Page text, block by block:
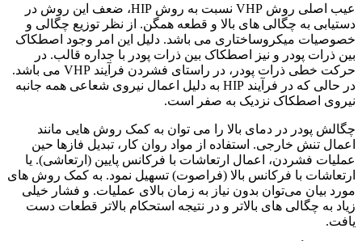
عیب اصلی روش VHP نسبت به روش HIP، ضعف این روش در
دستیابی به چگالی های بالا و قطعه همگن. از نظر توزیع چگالی و
خصوصیات میکروساختاری می باشد. دلیل این امر وجود اصطکاک
بین ذرات پودر و نیز اصطکاک بین ذرات پودر با جداره قالب. در
حرکت خطی ذرات پودر، در راستای فشردن فرآیند VHP می باشد.
در حالی که در فرآیند HIP به دلیل اعمال نیروی شعاعی همه جانبه
نیروی اصطکاک نزدیک به صفر است.
چگالش پودر در دمای بالا را می توان به کمک روش هایی مانند
اعمال تنش خارجی. استفاده از مواد روان کار، تبدیل فازها حین
عملیات فشردن، اعمال ارتعاشات با فرکانس پایین (ارتعاشی). یا
ارتعاشات با فرکانس بالا (فراصوت) تسهیل نمود. به کمک روش های
مورد بیان می‌توان بدون نیاز به زمان بالای عملیات. و فشار خیلی
زیاد به چگالی های بالاتر و در نتیجه استحکام بالاتر قطعات دست
یافت.